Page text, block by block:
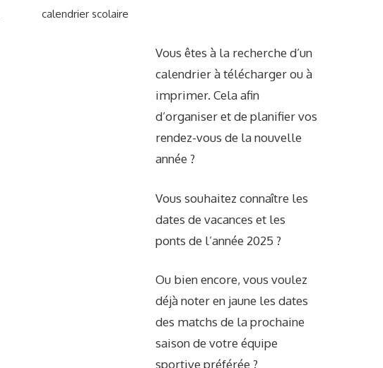
calendrier scolaire
Vous êtes à la recherche d’un
calendrier à télécharger ou à
imprimer. Cela afin
d’organiser et de planifier vos
rendez-vous de la nouvelle
année ?
Vous souhaitez connaître les
dates de vacances et les
ponts de l’année 2025 ?
Ou bien encore, vous voulez
déjà noter en jaune les dates
des matchs de la prochaine
saison de votre équipe
sportive préférée ?